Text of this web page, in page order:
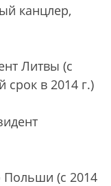
канцлер,
Литвы (с
срок в 2014 г.)
(с 2014